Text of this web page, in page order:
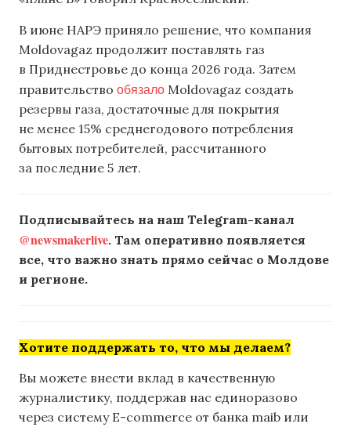
В июне НАРЭ приняло решение, что компания
Moldovagaz продолжит поставлять газ
в Приднестровье до конца 2026 года. Затем
правительство обязало Moldovagaz создать
резервы газа, достаточные для покрытия
не менее 15% среднегодового потребления
бытовых потребителей, рассчитанного
за последние 5 лет.
Подписывайтесь на наш Telegram-канал
@newsmakerlive. Там оперативно появляется
все, что важно знать прямо сейчас о Молдове
и регионе.
Хотите поддержать то, что мы делаем?
Вы можете внести вклад в качественную
журналистику, поддержав нас единоразово
через систему E-commerce от банка maib или